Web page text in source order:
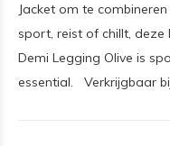
Jacket om te
sport, reist of chillt, deze
Demi Legging Olive is
essential. Verkrijgbaar bij